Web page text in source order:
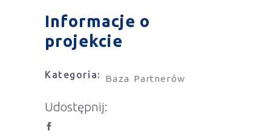
Informacje o
projekcie
Kategoria: Baza Partnerów
Udostępnij: